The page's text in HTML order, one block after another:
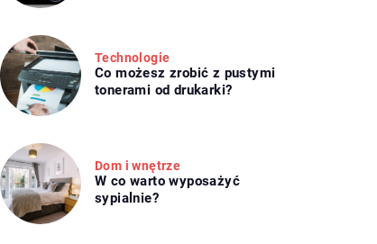
Technologie
Co możesz zrobić z pustymi
tonerami od drukarki?
Dom i wnętrze
W co warto wyposażyć
sypialnie?